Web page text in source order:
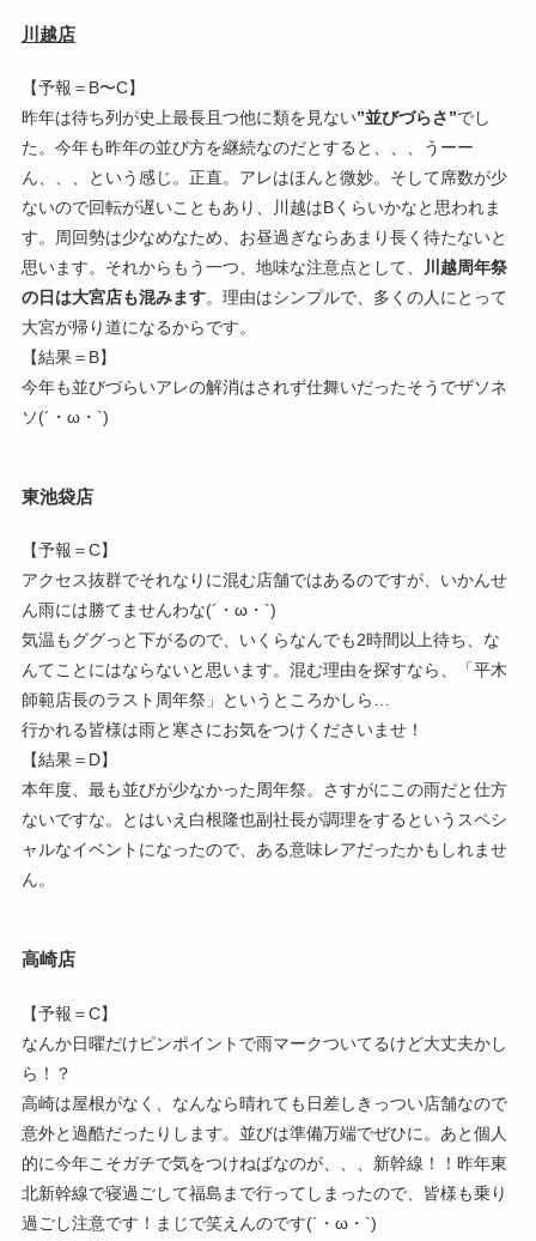
川越店
【予報＝B〜C】
昨年は待ち列が史上最長且つ他に類を見ない”並びづらさ”でし
た。今年も昨年の並び方を継続なのだとすると、、、うーー
ん、、、という感じ。正直。アレはほんと微妙。そして席数が少
ないので回転が遅いこともあり、川越はBくらいかなと思われま
す。周回勢は少なめなため、お昼過ぎならあまり長く待たないと
思います。それからもう一つ、地味な注意点として、
川越周年祭
の日は大宮店も混みます。理由はシンプルで、多くの人にとって
大宮が帰り道になるからです。
【結果＝B】
今年も並びづらいアレの解消はされず仕舞いだったそうでザソネ
ソ(´・ω・`)
東池袋店
【予報＝C】
アクセス抜群でそれなりに混む店舗ではあるのですが、いかんせ
ん雨には勝てませんわな(´・ω・`)
気温もググっと下がるので、いくらなんでも2時間以上待ち、な
んてことにはならないと思います。混む理由を探すなら、「平木
師範店長のラスト周年祭」というところかしら…
行かれる皆様は雨と寒さにお気をつけくださいませ！
【結果＝D】
本年度、最も並びが少なかった周年祭。さすがにこの雨だと仕方
ないですな。とはいえ白根隆也副社長が調理をするというスペシ
ャルなイベントになったので、ある意味レアだったかもしれませ
ん。
高崎店
【予報＝C】
なんか日曜だけピンポイントで雨マークついてるけど大丈夫かし
ら！？
高崎は屋根がなく、なんなら晴れても日差しきっつい店舗なので
意外と過酷だったりします。並びは準備万端でぜひに。あと個人
的に今年こそガチで気をつけねばなのが、、、新幹線！！昨年東
北新幹線で寝過ごして福島まで行ってしまったので、皆様も乗り
過ごし注意です！まじで笑えんのです(´・ω・`)